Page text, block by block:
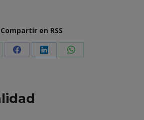
Compartir en RSS
Share Share Share